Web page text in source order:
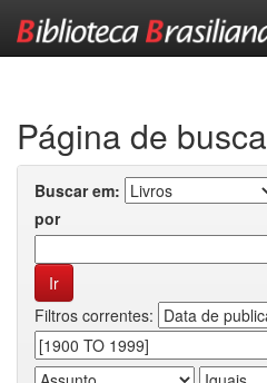
Página de busca
Buscar em:
por
Filtros correntes: